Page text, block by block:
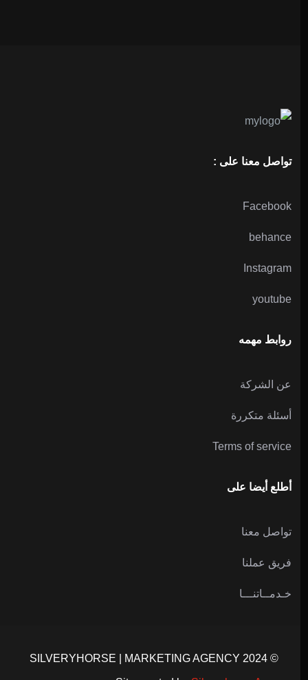
تواصل معنا على :
Facebook
behance
Instagram
youtube
روابط مهمه
عن الشركة
أسئلة متكررة
Terms of service
أطلع أيضا على
تواصل معنا
فريق عملنا
خـدمــاتنـــا
© 2024 SILVERYHORSE | MARKETING AGENCY